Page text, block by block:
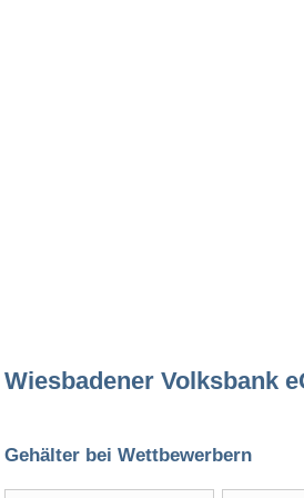
Wiesbadener Volksbank
Gehälter bei Wettbewerbern